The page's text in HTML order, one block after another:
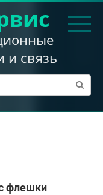
и связь
флешки